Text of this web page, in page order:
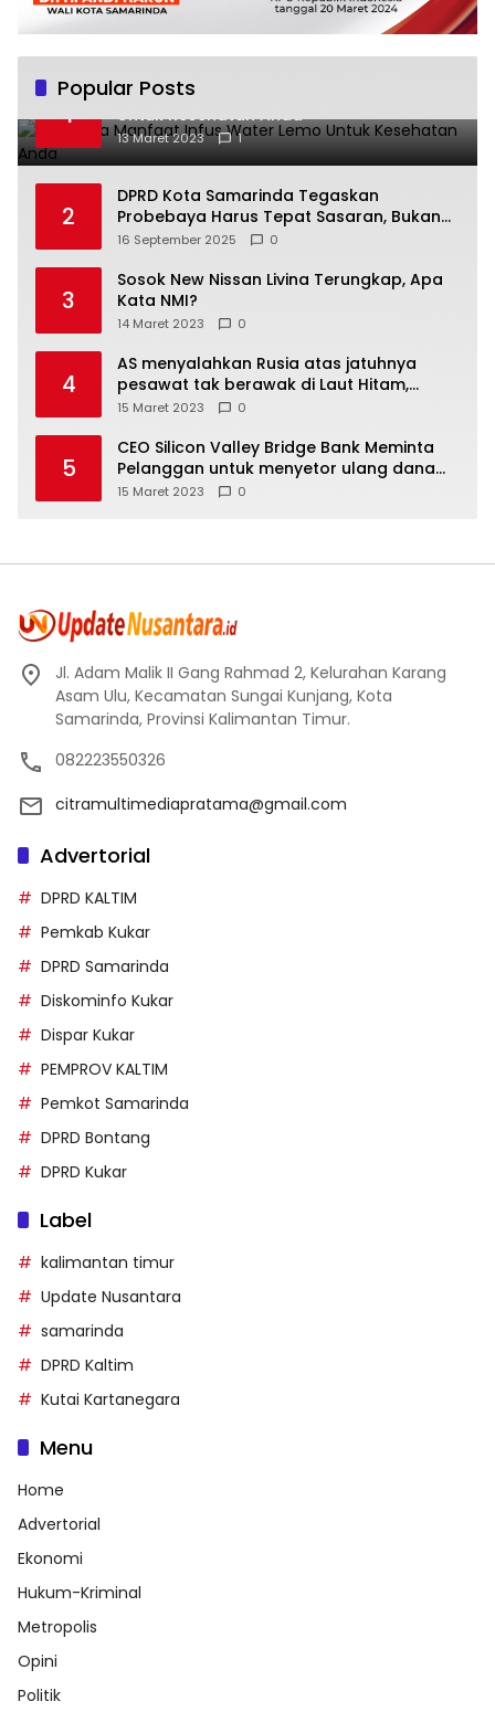
Popular Posts
1
Beberapa Manfaat Infus Water Lemo
Untuk Kesehatan Anda
13 Maret 2023 1
2
DPRD Kota Samarinda Tegaskan
Probebaya Harus Tepat Sasaran, Bukan
Hanya Infrastruktur Semata
16 September 2025 0
3
Sosok New Nissan Livina Terungkap, Apa
Kata NMI?
14 Maret 2023 0
4
AS menyalahkan Rusia atas jatuhnya
pesawat tak berawak di Laut Hitam,
Moskow menyangkal
15 Maret 2023 0
5
CEO Silicon Valley Bridge Bank Meminta
Pelanggan untuk menyetor ulang dana
Mereka
15 Maret 2023 0
Jl. Adam Malik II Gang Rahmad 2, Kelurahan Karang
Asam Ulu, Kecamatan Sungai Kunjang, Kota
Samarinda, Provinsi Kalimantan Timur.
082223550326
citramultimediapratama@gmail.com
Advertorial
DPRD KALTIM
Pemkab Kukar
DPRD Samarinda
Diskominfo Kukar
Dispar Kukar
PEMPROV KALTIM
Pemkot Samarinda
DPRD Bontang
DPRD Kukar
Label
kalimantan timur
Update Nusantara
samarinda
DPRD Kaltim
Kutai Kartanegara
Menu
Home
Advertorial
Ekonomi
Hukum-Kriminal
Metropolis
Opini
Politik